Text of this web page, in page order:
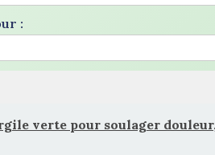
:
verte pour soulager